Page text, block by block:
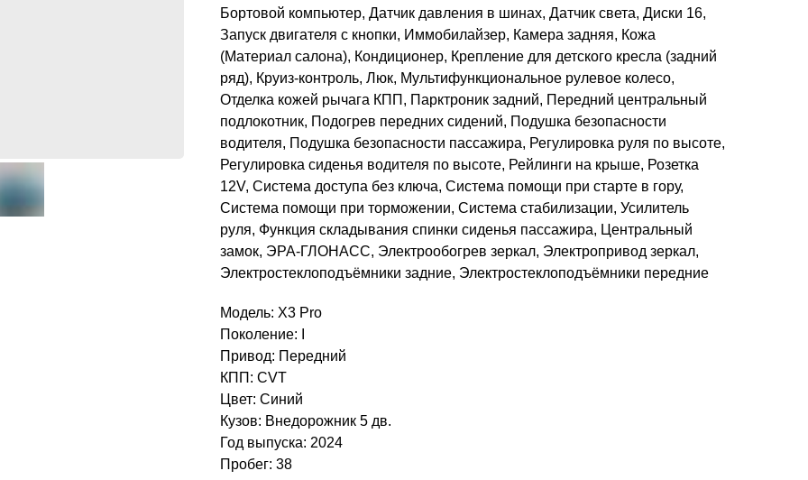
Бортовой компьютер, Датчик давления в шинах, Датчик света, Диски 16,
Запуск двигателя с кнопки, Иммобилайзер, Камера задняя, Кожа
(Материал салона), Кондиционер, Крепление для детского кресла (задний
ряд), Круиз-контроль, Люк, Мультифункциональное рулевое колесо,
Отделка кожей рычага КПП, Парктроник задний, Передний центральный
подлокотник, Подогрев передних сидений, Подушка безопасности
водителя, Подушка безопасности пассажира, Регулировка руля по высоте,
Регулировка сиденья водителя по высоте, Рейлинги на крыше, Розетка
12V, Система доступа без ключа, Система помощи при старте в гору,
Система помощи при торможении, Система стабилизации, Усилитель
руля, Функция складывания спинки сиденья пассажира, Центральный
замок, ЭРА-ГЛОНАСС, Электрообогрев зеркал, Электропривод зеркал,
Электростеклоподъёмники задние, Электростеклоподъёмники передние
Модель: X3 Pro
Поколение: I
Привод: Передний
КПП: CVT
Цвет: Синий
Кузов: Внедорожник 5 дв.
Год выпуска: 2024
Пробег: 38